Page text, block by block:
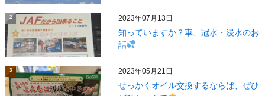
2 2023年07月13日
知っていますか？車、冠水・浸水のお
話
3 2023年05月21日
せっかくオイル交換するならば、ぜひ